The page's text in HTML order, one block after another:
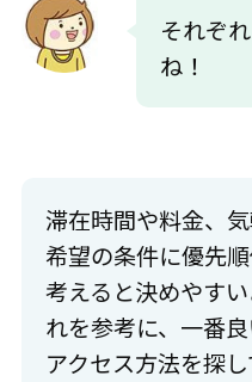
それぞ
ね！
滞在時間や料金、気
希望の条件に優先
考えると決めやす
れを参考に、一番
アクセス方法を探し